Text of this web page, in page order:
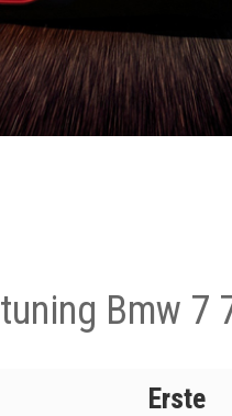
Bmw 7
Erste